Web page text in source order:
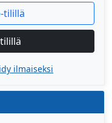
tilillä
ilmaiseksi